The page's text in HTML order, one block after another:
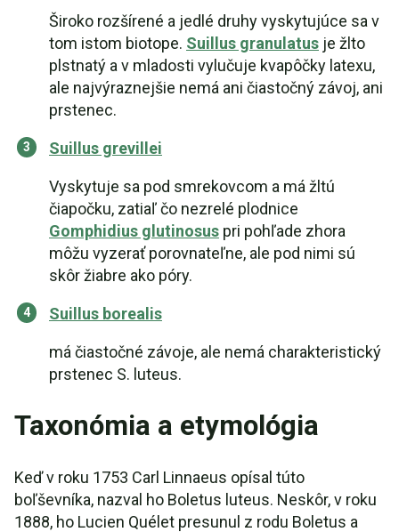
Široko rozšírené a jedlé druhy vyskytujúce sa v
tom istom biotope. Suillus granulatus je žlto
plstnatý a v mladosti vylučuje kvapôčky latexu,
ale najvýraznejšie nemá ani čiastočný závoj, ani
prstenec.
Suillus grevillei
Vyskytuje sa pod smrekovcom a má žltú
čiapočku, zatiaľ čo nezrelé plodnice
Gomphidius glutinosus pri pohľade zhora
môžu vyzerať porovnateľne, ale pod nimi sú
skôr žiabre ako póry.
Suillus borealis
má čiastočné závoje, ale nemá charakteristický
prstenec S. luteus.
Taxonómia a etymológia
Keď v roku 1753 Carl Linnaeus opísal túto
boľševníka, nazval ho Boletus luteus. Neskôr, v roku
1888, ho Lucien Quélet presunul z rodu Boletus a